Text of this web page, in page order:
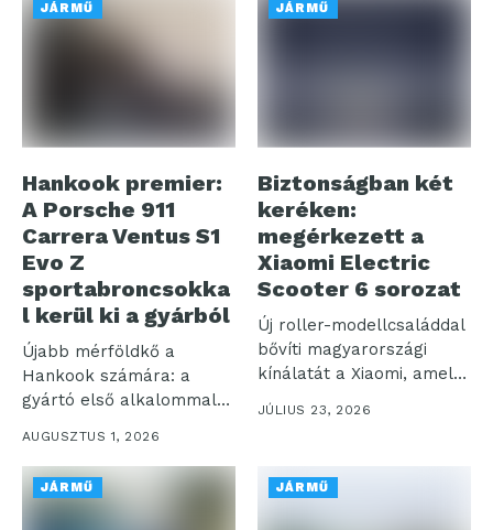
JÁRMŰ
Hankook premier:
A Porsche 911
Carrera Ventus S1
Evo Z
sportabroncsokka
l kerül ki a gyárból
Újabb mérföldkő a
Hankook számára: a
gyártó első alkalommal
AUGUSZTUS 1, 2026
JÁRMŰ
Biztonságban két
keréken:
megérkezett a
Xiaomi Electric
Scooter 6 sorozat
Új roller-modellcsaláddal
bővíti magyarországi
kínálatát a Xiaomi, amely
a korábbiakhoz képest
nagyobb...
JÚLIUS 23, 2026
JÁRMŰ JÁRMŰ